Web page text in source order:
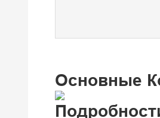
Основные